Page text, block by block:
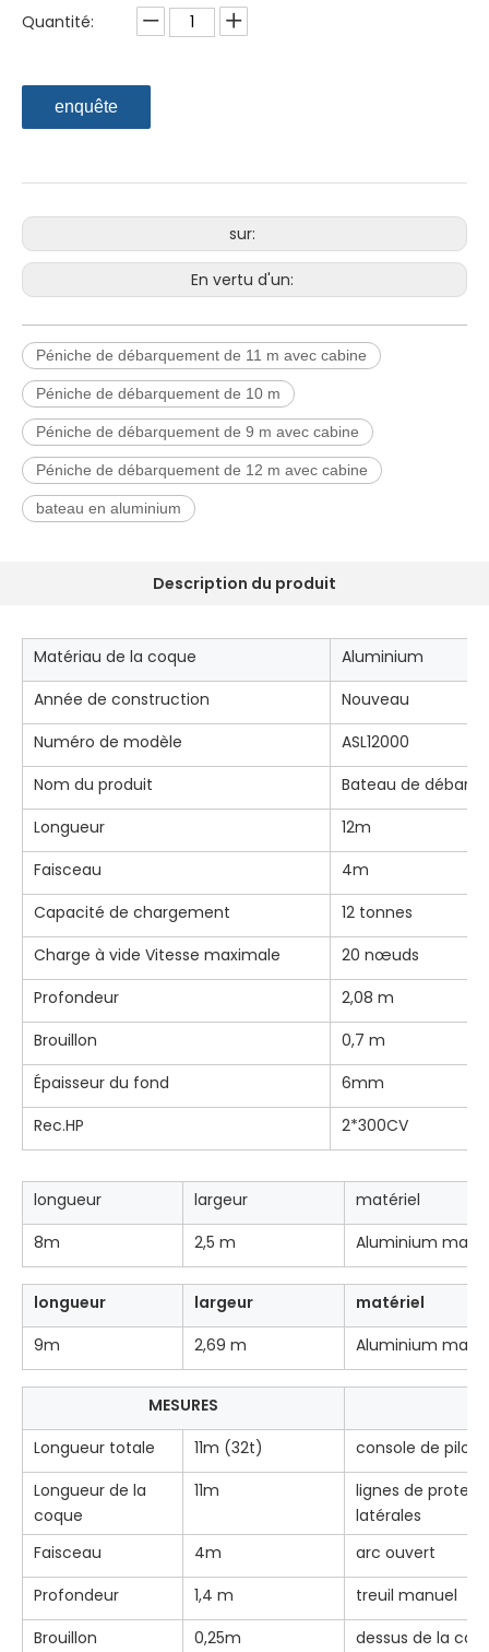
Quantité:
enquête
sur:
En vertu d'un:
Péniche de débarquement de 11 m avec cabine
Péniche de débarquement de 10 m
Péniche de débarquement de 9 m avec cabine
Péniche de débarquement de 12 m avec cabine
bateau en aluminium
Description du produit
Matériau de la coque
Aluminium
Année de construction
Nouveau
Numéro de modèle
ASL12000
Nom du produit
Bateau de
Longueur
12m
Faisceau
4m
Capacité de chargement
12 tonnes
Charge à vide Vitesse maximale
20 nœuds
Profondeur
2,08 m
Brouillon
0,7 m
Épaisseur du fond
6mm
Rec.HP
2*300CV
longueur largeur
matériel
8m
2,5 m Aluminium marin
longueur largeur
matériel
9m
2,69 m Aluminium marin
MESURES
Longueur totale
11m (32t)
console de
Longueur de la
coque
11m
lignes de
latérales
Faisceau
4m
arc ouvert
Profondeur
1,4 m
treuil manuel
Brouillon
0,25m dessus de la